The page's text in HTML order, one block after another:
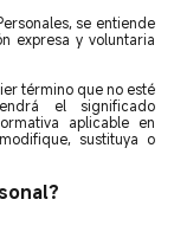
se entiende
expresa y voluntaria
término que no esté
el significado
aplicable en
sustituya o